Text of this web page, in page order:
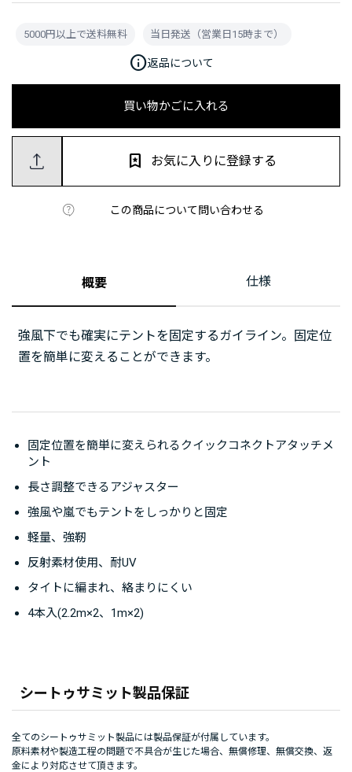
買い物かごに入れる
この商品について問い合わせる
お気に入りに登録する
5000円以上で送料無料 当日発送（営業日15時まで）
info返品について
概要 仕様
強風下でも確実にテントを固定するガイライン。固定位
置を簡単に変えることができます。
シートゥサミット製品保証
全てのシートゥサミット製品には製品保証が付属しています。
原料素材や製造工程の問題で不具合が生じた場合、無償修理、無償交換、返
金により対応させて頂きます。
固定位置を簡単に変えられるクイックコネクトアタッチメ
ント
長さ調整できるアジャスター
強風や嵐でもテントをしっかりと固定
軽量、強靭
反射素材使用、耐UV
タイトに編まれ、絡まりにくい
4本入(2.2m×2、1m×2)